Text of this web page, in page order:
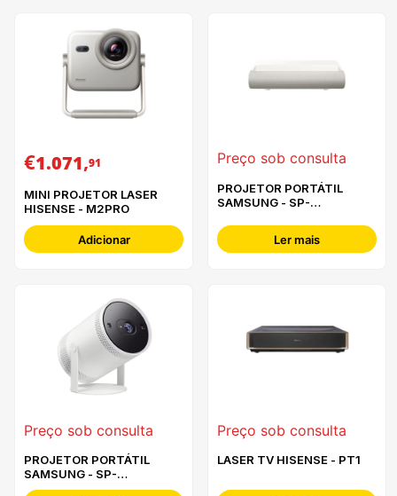
€1.071,91
MINI PROJETOR LASER
HISENSE - M2PRO
Adicionar
Preço sob consulta
PROJETOR PORTÁTIL
SAMSUNG - SP-
Ler mais
Preço sob consulta
PROJETOR PORTÁTIL
SAMSUNG - SP-
LFF3CLAXXXE
Preço sob consulta
LASER TV HISENSE - PT1